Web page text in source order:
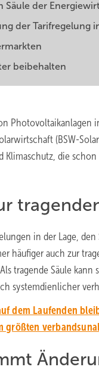
Säule der
der Tarifregelung
beibehalten
Photovoltaikanlagen
(BSW-
Klimaschutz, die
in der Lage,
häufiger auch zur
tragende Säule
systemdienlicher
dem Laufenden
größten